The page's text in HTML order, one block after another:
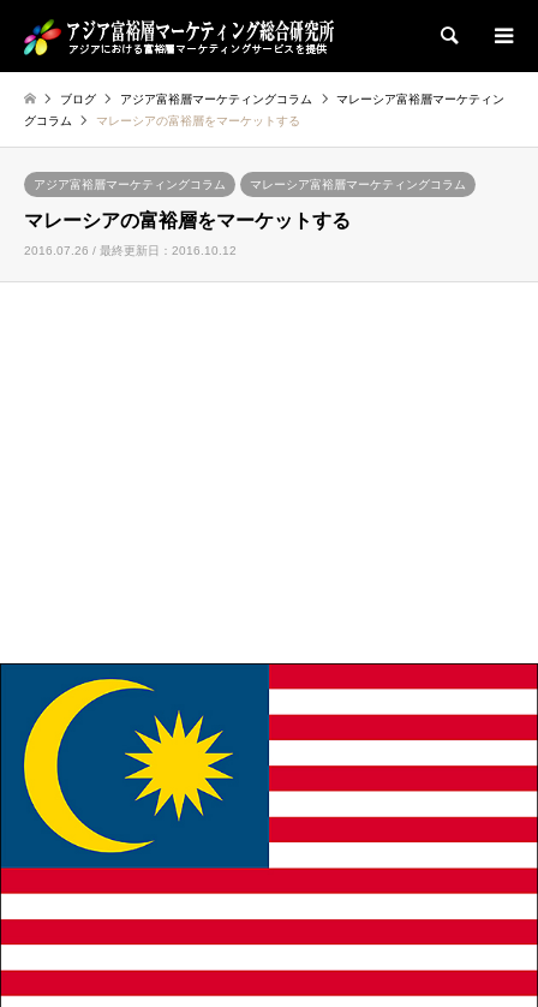
検索
ブログ アジア富裕層マーケティングコラム
マレーシア富裕層マーケティン
グコラム
マレーシアの富裕層をマーケットする
アジア富裕層マーケティングコラム マレーシア富裕層マーケティングコラム
マレーシアの富裕層をマーケットする
2016.07.26 / 最終更新日：2016.10.12